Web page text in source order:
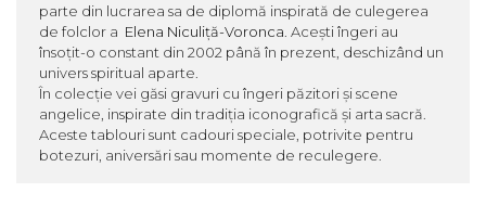
parte din lucrarea sa de diplomă inspirată de culegerea
de folclor a Elena Niculiță-Voronca . Acești îngeri au
însoțit-o constant din 2002 până în prezent, deschizând un
univers spiritual aparte.
În colecție vei găsi gravuri cu îngeri păzitori și scene
angelice, inspirate din tradiția iconografică și arta sacră.
Aceste tablouri sunt cadouri speciale, potrivite pentru
botezuri, aniversări sau momente de reculegere.